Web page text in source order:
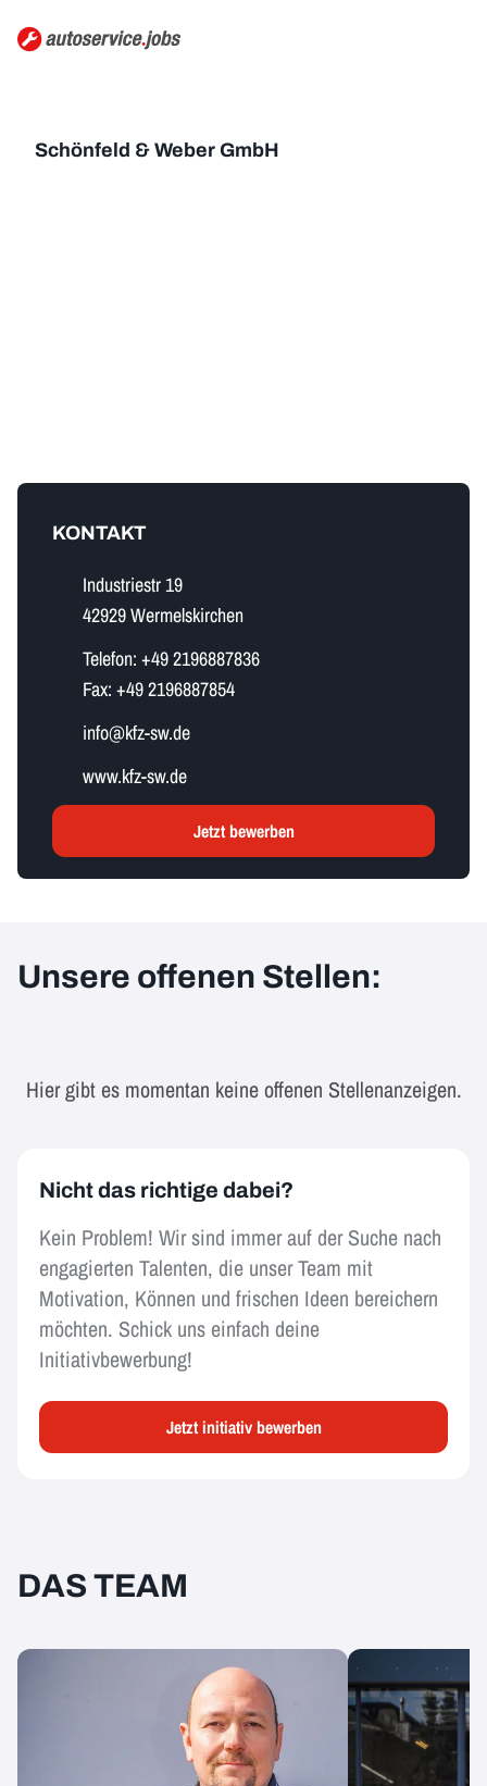
Schönfeld & Weber GmbH
KONTAKT
Industriestr 19
42929 Wermelskirchen
Telefon: +49 2196887836
Fax: +49 2196887854
i​n​f​o​@kfz-sw.de
www.kfz-sw.de
Jetzt bewerben
Unsere offenen Stellen:
Hier gibt es momentan keine offenen Stellenanzeigen.
Nicht das richtige dabei?
Kein Problem! Wir sind immer auf der Suche nach
engagierten Talenten, die unser Team mit
Motivation, Können und frischen Ideen bereichern
möchten. Schick uns einfach deine
Initiativbewerbung!
Jetzt initiativ bewerben
DAS TEAM